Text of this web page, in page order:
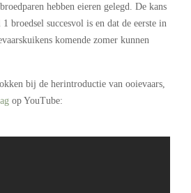
hebben eieren gelegd. De kans
broedsel succesvol is en dat de eerste in
komende zomer kunnen
bij de herintroductie van ooievaars,
op YouTube: